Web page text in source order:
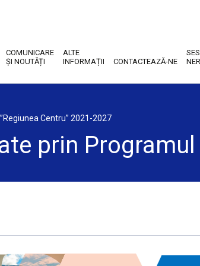
COMUNICARE
ȘI NOUTĂȚI
ALTE
INFORMAȚII
CONTACTEAZĂ-NE
Centru” 2021-2027
prin Programul